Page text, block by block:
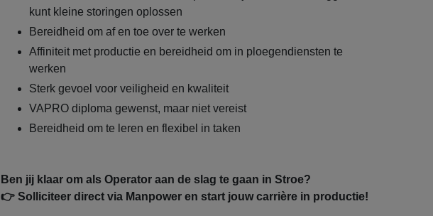
kunt kleine storingen oplossen
Bereidheid om af en toe over te werken
Affiniteit met productie en bereidheid om in ploegendiensten te
werken
Sterk gevoel voor veiligheid en kwaliteit
VAPRO diploma gewenst, maar niet vereist
Bereidheid om te leren en flexibel in taken
Ben jij klaar om als Operator aan de slag te gaan in Stroe?
👉 Solliciteer direct via Manpower en start jouw carrière in productie!